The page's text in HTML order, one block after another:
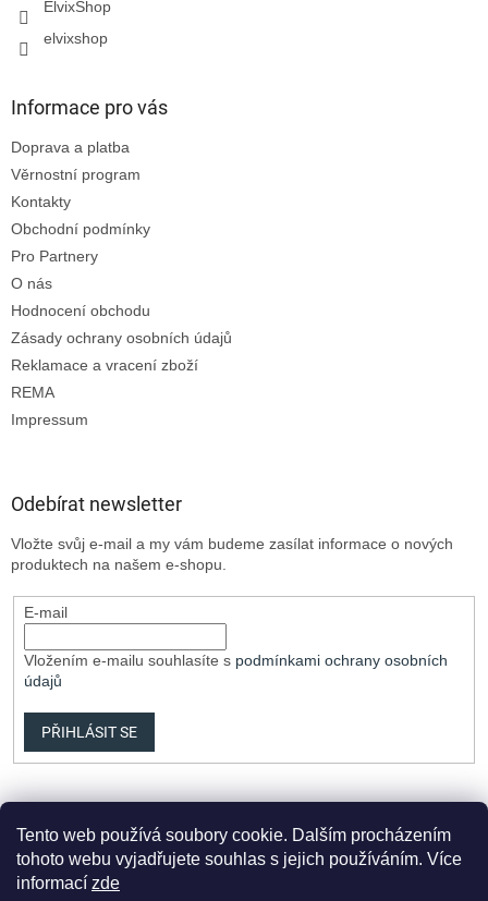
Tento web používá soubory cookie. Dalším procházením
tohoto webu vyjadřujete souhlas s jejich používáním. Více
informací zde
ElvixShop
elvixshop
Informace pro vás
Doprava a platba
Věrnostní program
Kontakty
Obchodní podmínky
Pro Partnery
O nás
Hodnocení obchodu
Zásady ochrany osobních údajů
Reklamace a vracení zboží
REMA
Impressum
Odebírat newsletter
Vložte svůj e-mail a my vám budeme zasílat informace o nových
produktech na našem e-shopu.
E-mail
Vložením e-mailu souhlasíte s podmínkami ochrany osobních
údajů
PŘIHLÁSIT SE